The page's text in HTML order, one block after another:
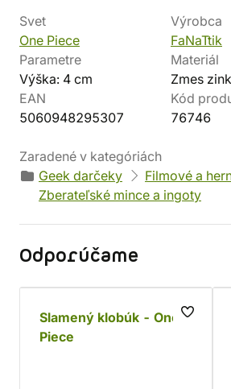
Svet
One Piece
Výrobca
FaNaTtik
Parametre
Výška: 4 cm
Materiál
Zmes
EAN
5060948295307
Kód
76746
Zaradené v kategóriách
Geek darčeky
Filmové a
Zberateľské mince a ingoty
Odporúčame
Slamený klobúk - One
Piece